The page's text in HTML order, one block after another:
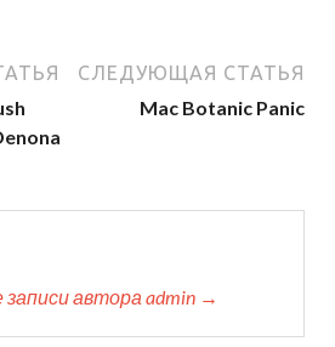
СЛЕДУЮЩАЯ СТАТЬЯ
Mac Botanic Panic
автора admin →